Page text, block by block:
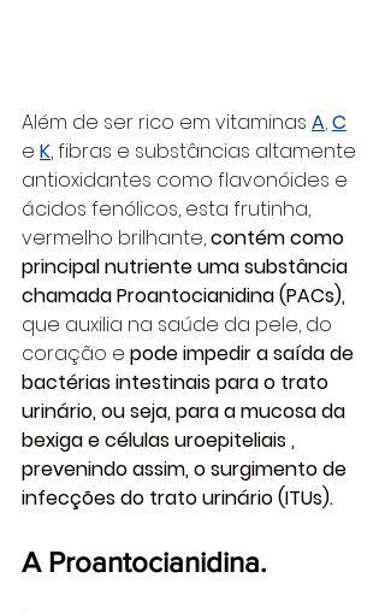
Além de ser rico em vitaminas A, C
e K, fibras e substâncias altamente
antioxidantes como flavonóides e
ácidos fenólicos, esta frutinha,
vermelho brilhante, contém como
principal nutriente uma substância
chamada Proantocianidina (PACs),
que auxilia na saúde da pele, do
coração e pode impedir a saída de
bactérias intestinais para o trato
urinário, ou seja, para a mucosa da
bexiga e células uroepiteliais ,
prevenindo assim, o surgimento de
infecções do trato urinário (ITUs).
A Proantocianidina.